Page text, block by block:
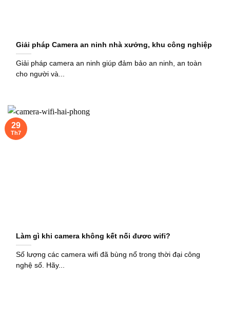
Giải pháp Camera an ninh nhà xưởng, khu công nghiệp
Giải pháp camera an ninh giúp đảm bảo an ninh, an toàn
cho người và...
Làm gì khi camera không kết nối đươc wifi?
Số lượng các camera wifi đã bùng nổ trong thời đại công
nghệ số. Hãy...
29
Th7